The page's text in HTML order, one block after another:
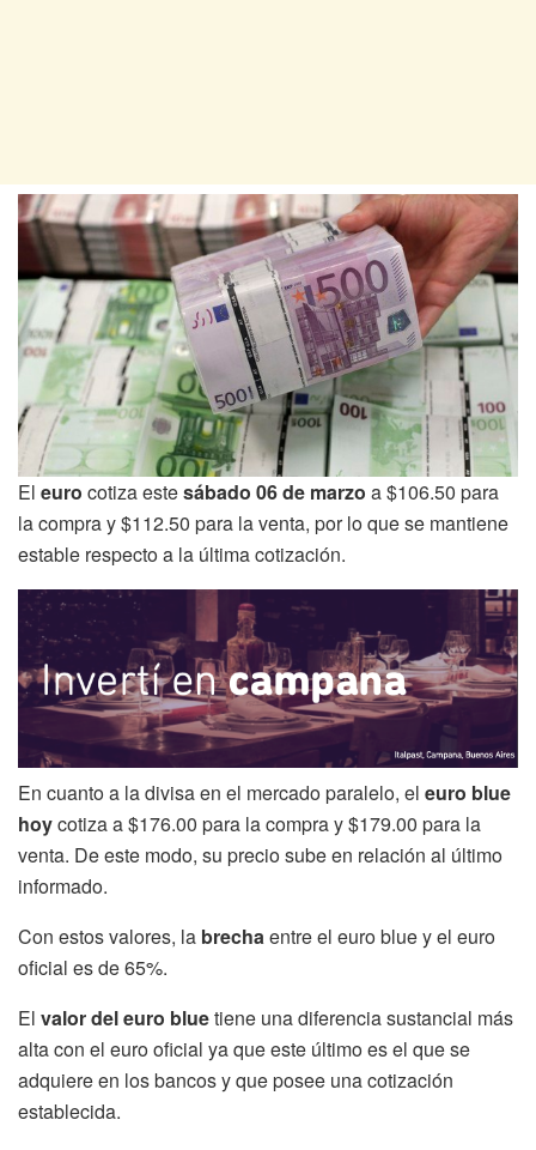
El euro cotiza estesábado 06 de marzo a $106.50 para
la compra y $112.50 para la venta, por lo que se mantiene
estable respecto a la última cotización.
En cuanto a la divisa en el mercado paralelo, el euro blue
hoycotiza a $176.00 para la compra y $179.00 para la
venta. De este modo, su precio sube en relación al último
informado.
Con estos valores, la brechaentre el euro blue y el euro
oficial​ es de 65%.
El valor del euro bluetiene una diferencia sustancial más
alta con el euro oficial ya que este último es el que se
adquiere en los bancos y que posee una cotización
establecida.